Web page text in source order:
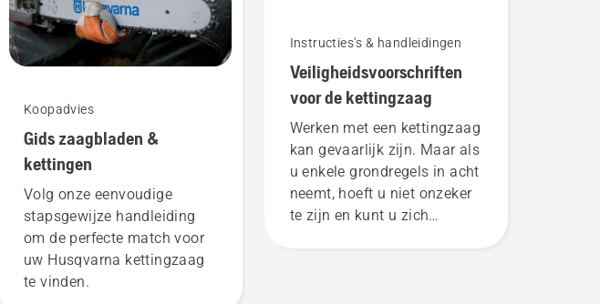
Koopadvies
Gids zaagbladen &
kettingen
Volg onze eenvoudige
stapsgewijze handleiding
om de perfecte match voor
uw Husqvarna kettingzaag
te vinden.
Instructies's & handleidingen
Veiligheidsvoorschriften
voor de kettingzaag
Werken met een kettingzaag
kan gevaarlijk zijn. Maar als
u enkele grondregels in acht
neemt, hoeft u niet onzeker
te zijn en kunt u zich